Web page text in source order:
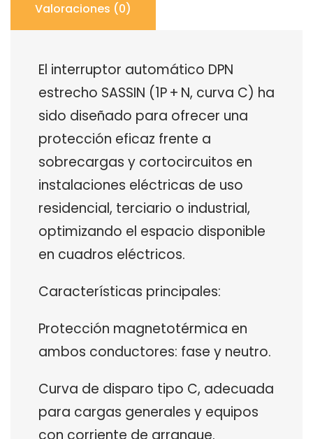
Valoraciones (0)
El interruptor automático DPN
estrecho SASSIN (1P + N, curva C) ha
sido diseñado para ofrecer una
protección eficaz frente a
sobrecargas y cortocircuitos en
instalaciones eléctricas de uso
residencial, terciario o industrial,
optimizando el espacio disponible
en cuadros eléctricos.
Características principales:
Protección magnetotérmica en
ambos conductores: fase y neutro.
Curva de disparo tipo C, adecuada
para cargas generales y equipos
con corriente de arranque.